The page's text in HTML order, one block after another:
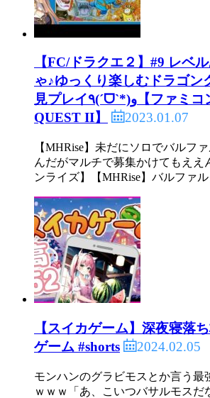
【FC/ドラクエ２】#9 レベ
ゃ♪ゆっくり楽しむドラゴン
見プレイ٩(ˊᗜˋ*)و【ファミコン版/DRAGON
QUEST II】
2023.01.07
【MHRise】未だにソロでバルフ
んだがマルチで募集かけてもえ
ンライズ】【MHRise】バルファ
【スイカゲーム】深夜寝落
ゲーム #shorts
2024.02.05
モンハンのグラビモスとか言う最
ｗｗｗ「あ、こいつバサルモスだ